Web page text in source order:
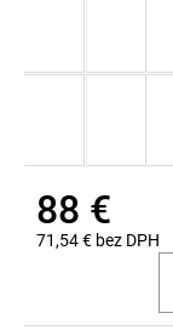
88 €
71,54 € bez DPH